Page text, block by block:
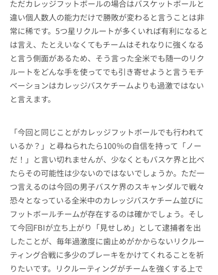
ただカレッジフットボールの場合はバスケットボールと
違い個人数人の能力だけで勝敗が変わると言うことは非
常に稀です。5つ星リクルートが多くいれば有利になると
は言え、たとえいなくてもチームはそれなりに強くなる
と言う側面があるため、そう言った全米でも随一のリク
ルートをどんな手を使ってでも引き寄せようと言うモチ
ベーションはカレッジバスケチームよりも過激ではない
と言えます。
「今回と同じことがカレッジフットボールでも行われて
いるか？」と尋ねられたら100％の自信を持って「ノー
だ！」と言い切れませんが、少なくともバスケ界と比べ
たらその可能性は少ないのではないでしょうか。ただ一
つ言えるのは今回の男子バスケ界のスキャンダルで戦々
恐々となっている全米中のカレッジバスケチーム並びに
フットボールチームが存在するのは確かでしょう。そし
て今回FBIが立ち上がり「見せしめ」として逮捕者を出
したことが、毎年過激度に歯止めがかからないリクルー
ティング合戦に多少のブレーキをかけてくれることを祈
りたいです。リクルーティングがチームを強くする上で